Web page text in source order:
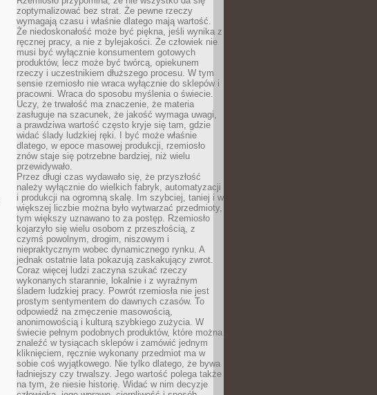
zoptymalizować bez strat. Że pewne rzeczy
wymagają czasu i właśnie dlatego mają wartość.
Że niedoskonałość może być piękna, jeśli wynika z
ręcznej pracy, a nie z bylejakości. Że człowiek nie
musi być wyłącznie konsumentem gotowych
produktów, lecz może być twórcą, opiekunem
rzeczy i uczestnikiem dłuższego procesu. W tym
sensie rzemiosło nie wraca wyłącznie do sklepów i
pracowni. Wraca do sposobu myślenia o świecie.
Uczy, że trwałość ma znaczenie, że materia
zasługuje na szacunek, że jakość wymaga uwagi,
a prawdziwa wartość często kryje się tam, gdzie
widać ślady ludzkiej ręki. I być może właśnie
dlatego, w epoce masowej produkcji, rzemiosło
znów staje się potrzebne bardziej, niż wielu
przewidywało.
Przez długi czas wydawało się, że przyszłość
należy wyłącznie do wielkich fabryk, automatyzacji
i produkcji na ogromną skalę. Im szybciej, taniej i w
większej liczbie można było wytwarzać przedmioty,
tym większy uznawano to za postęp. Rzemiosło
kojarzyło się wielu osobom z przeszłością, z
czymś powolnym, drogim, niszowym i
niepraktycznym wobec dynamicznego rynku. A
jednak ostatnie lata pokazują zaskakujący zwrot.
Coraz więcej ludzi zaczyna szukać rzeczy
wykonanych starannie, lokalnie i z wyraźnym
śladem ludzkiej pracy. Powrót rzemiosła nie jest
prostym sentymentem do dawnych czasów. To
odpowiedź na zmęczenie masowością,
anonimowością i kulturą szybkiego zużycia. W
świecie pełnym podobnych produktów, które można
znaleźć w tysiącach sklepów i zamówić jednym
kliknięciem, ręcznie wykonany przedmiot ma w
sobie coś wyjątkowego. Nie tylko dlatego, że bywa
ładniejszy czy trwalszy. Jego wartość polega także
na tym, że niesie historię. Widać w nim decyzje